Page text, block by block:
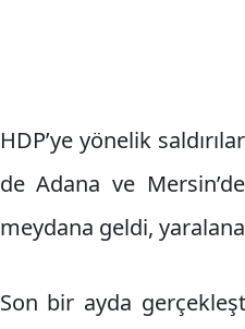
HDP’ye yönelik
de Adana ve
meydana geldi,
Son bir ayda